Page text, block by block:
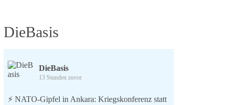
DieBasis
DieBasis
13 Stunden zuvor
⚡️ NATO-Gipfel in Ankara: Kriegskonferenz statt